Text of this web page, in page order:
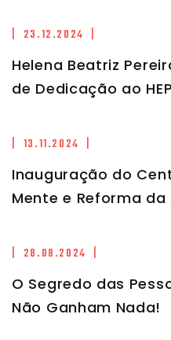
| 23.12.2024 |
Helena Beatriz
de Dedicação ao
| 13.11.2024 |
Inauguração do
Mente e Reforma
| 28.08.2024 |
O Segredo das
Não Ganham Nada!